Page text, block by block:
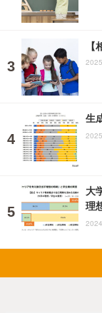
【
生
大
理